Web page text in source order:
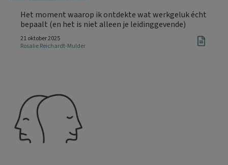
Het moment waarop ik ontdekte wat werkgeluk écht
bepaalt (en het is niet alleen je leidinggevende)
21 oktober 2025
Rosalie Reichardt-Mulder